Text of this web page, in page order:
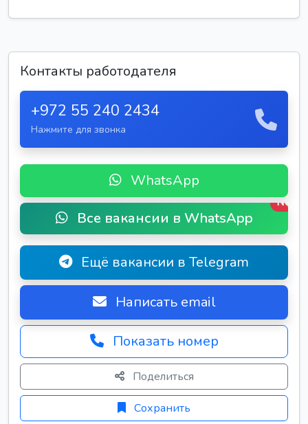
Контакты работодателя
+972 55 240 2434
Нажмите для звонка
WhatsApp
Все вакансии в WhatsApp
New
Ещё вакансии в Telegram
Написать email
Показать номер
Поделиться
Сохранить